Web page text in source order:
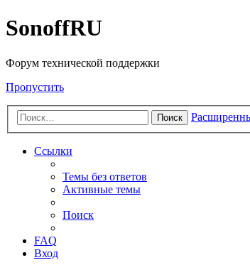
SonoffRU
Форум технической поддержки
Пропустить
Поиск
Ссылки
Темы без ответов
Активные темы
Поиск
FAQ
Вход